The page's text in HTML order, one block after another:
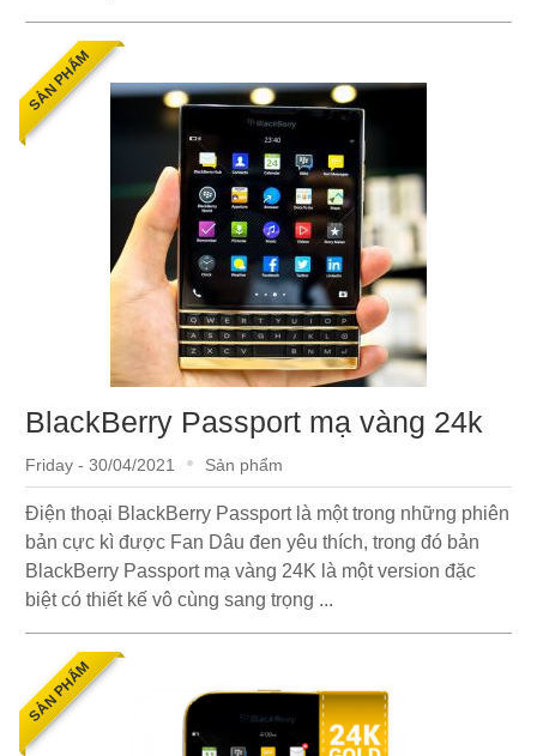
SẢN PHẨM
BlackBerry Passport mạ vàng 24k
Friday - 30/04/2021 Sản phẩm
Điện thoại BlackBerry Passport là một trong những phiên
bản cực kì được Fan Dâu đen yêu thích, trong đó bản
BlackBerry Passport mạ vàng 24K là một version đặc
biệt có thiết kế vô cùng sang trọng ...
SẢN PHẨM